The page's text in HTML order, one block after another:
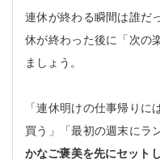
連休が終わる瞬間は誰だ
休が終わった後に「次の
ましょう。
「連休明けの仕事帰り
買う」「最初の週末にラ
かなご褒美を先にセット